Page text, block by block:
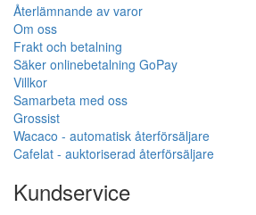
Återlämnande av varor
Om oss
Frakt och betalning
Säker onlinebetalning GoPay
Villkor
Samarbeta med oss
Grossist
Wacaco - automatisk återförsäljare
Cafelat - auktoriserad återförsäljare
Kundservice